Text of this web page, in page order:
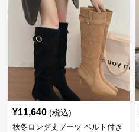
¥11,640 (税込)
秋冬ロング丈ブーツ ベルト付き